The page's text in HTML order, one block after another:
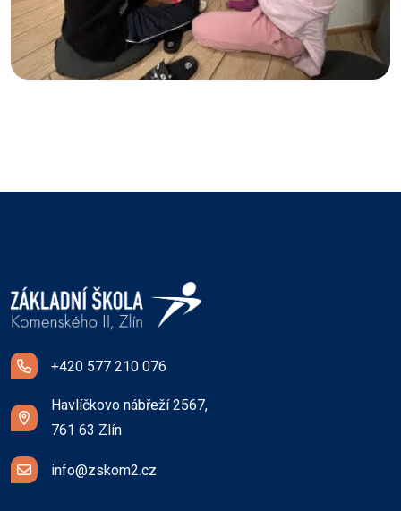
+420 577 210 076
Havlíčkovo nábřeží 2567,
761 63 Zlín
info@zskom2.cz